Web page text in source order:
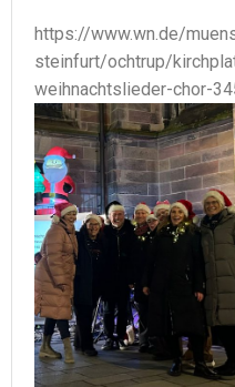
https://www.wn.de/
steinfurt/ochtrup/
weihnachtslieder-chor-